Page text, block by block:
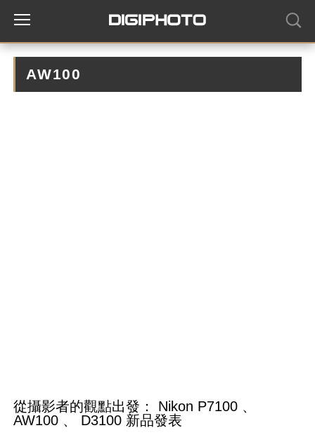
AW100
從攝影者的觀點出發： Nikon P7100 、
AW100 、 D3100 新品發表